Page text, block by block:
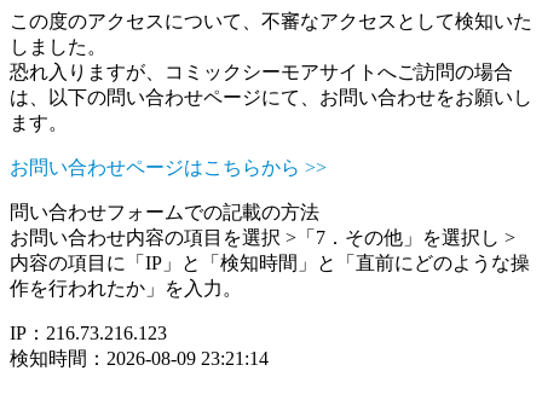
この度のアクセスについて、不審なアクセスとして検知いた
しました。
恐れ入りますが、コミックシーモアサイトへご訪問の場合
は、以下の問い合わせページにて、お問い合わせをお願いし
ます。
お問い合わせページはこちらから >>
問い合わせフォームでの記載の方法
お問い合わせ内容の項目を選択 >「7．その他」を選択し >
内容の項目に「IP」と「検知時間」と「直前にどのような操
作を行われたか」を入力。
IP：216.73.216.123
検知時間：2026-08-09 23:21:14